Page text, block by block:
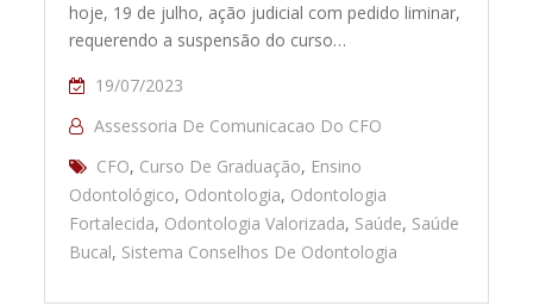
hoje, 19 de julho, ação judicial com pedido liminar,
requerendo a suspensão do curso…
19/07/2023
Assessoria De Comunicacao Do CFO
CFO, Curso De Graduação, Ensino
Odontológico, Odontologia, Odontologia
Fortalecida, Odontologia Valorizada, Saúde, Saúde
Bucal, Sistema Conselhos De Odontologia